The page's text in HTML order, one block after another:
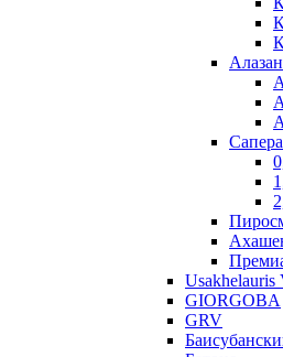
Usakhelauris
GIORGOBA
GRV